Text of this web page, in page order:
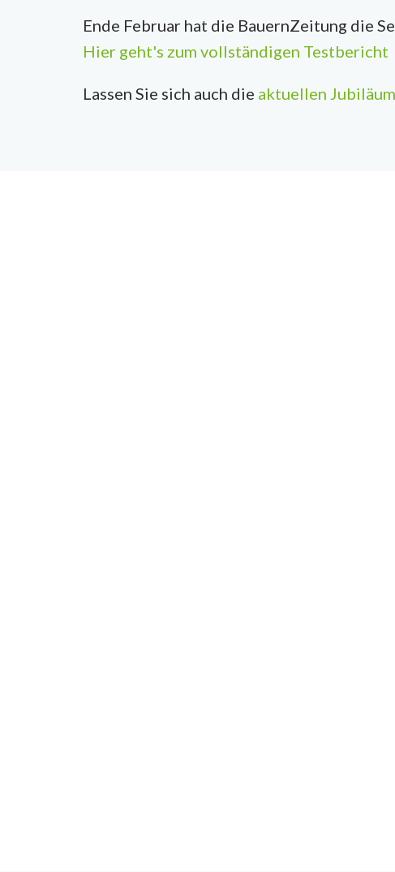
Ende Februar hat die BauernZeitung die
Hier geht's zum vollständigen Testbericht
Lassen Sie sich auch die aktuellen